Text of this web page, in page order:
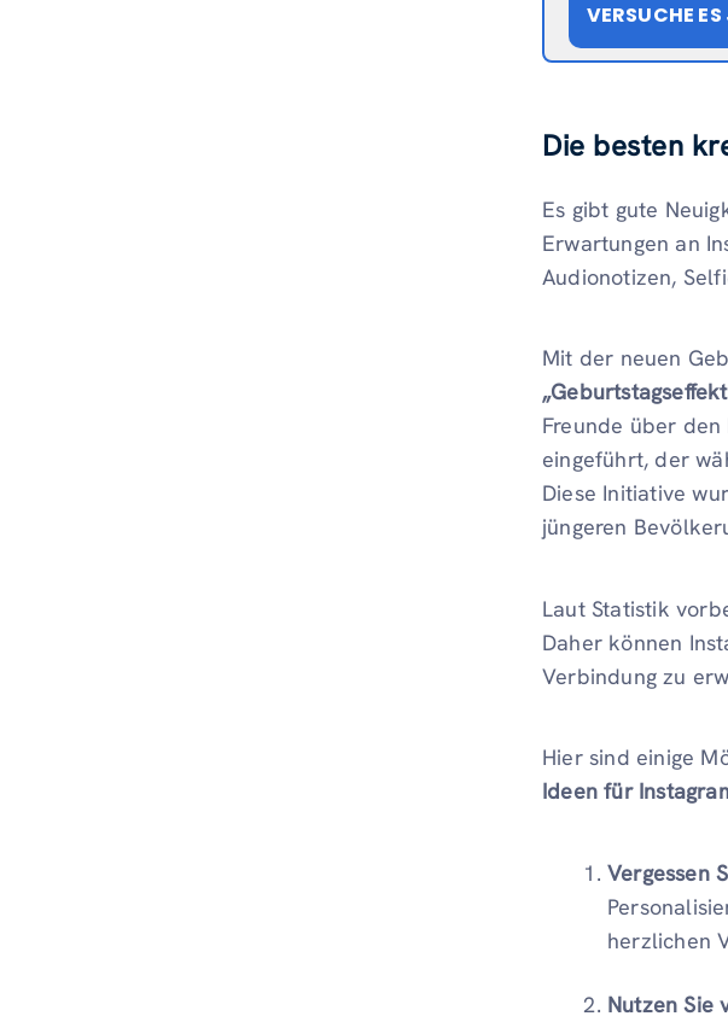
VERSUCHE
Die besten
Es gibt gute
Erwartungen an
Audionotizen,
Mit der neuen
Freunde über
eingeführt, der
Diese Initiative
jüngeren
Laut Statistik
Daher können
Verbindung zu
Hier sind einige
Ideen für
Vergessen
herzlichen
Nutzen Sie